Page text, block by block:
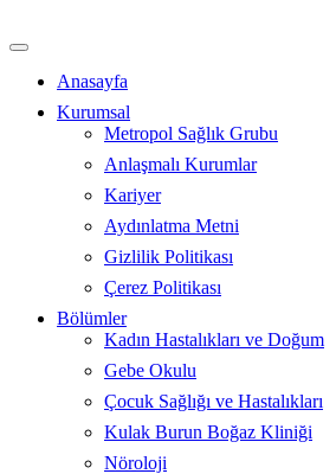
atla
Anasayfa
Kurumsal
Metropol Sağlık Grubu
Anlaşmalı Kurumlar
Kariyer
Aydınlatma Metni
Gizlilik Politikası
Çerez Politikası
Bölümler
Kadın Hastalıkları ve Doğum
Gebe Okulu
Çocuk Sağlığı ve Hastalıkları
Kulak Burun Boğaz Kliniği
Nöroloji